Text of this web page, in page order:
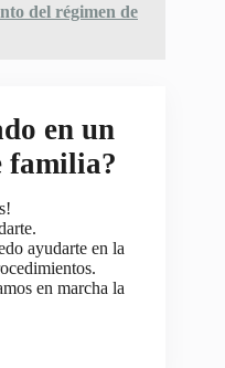
del régimen de
en un
familia?
ayudarte en la
en marcha la